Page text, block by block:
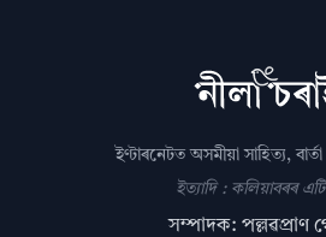
ইণ্টাৰনেটত অসমীয়া সাহিত্য,
ইত্যাদি : কলিয়াবৰৰ
সম্পাদক: পল্লৱপ্ৰাণ